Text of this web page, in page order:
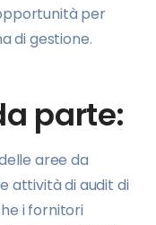
per
di gestione.
parte:
aree da
attività di audit di
i fornitori